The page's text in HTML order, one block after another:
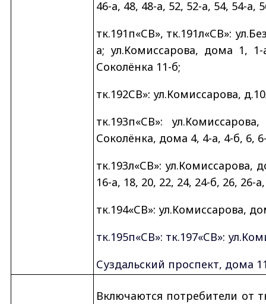
46-а, 48, 48-а, 52, 52-а, 54, 54-а,
тк.191п«СВ», тк.191л«СВ»:
а; ул.Комиссарова, дома 1,
Соколёнка 11-б;
тк.192СВ»: ул.Комиссарова,
тк.193п«СВ»:
Соколёнка, дома 4, 4-а, 4-б, 6,
тк.193л«СВ»: ул.Комиссарова,
16-а, 18, 20, 22, 24, 24-б, 26, 26-
тк.194«СВ»: ул.Комиссарова,
тк.195п«СВ»: тк.197«СВ»:
Суздальский проспект, дома
Включаются потребители от